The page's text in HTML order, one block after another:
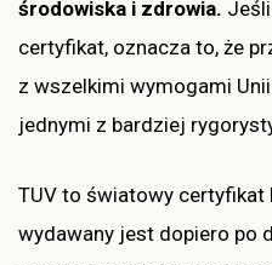
środowiska i zdrowia.
certyfikat, oznacza to, że
z wszelkimi wymogami
jednymi z bardziej
TUV to światowy certyfikat
wydawany jest dopiero po